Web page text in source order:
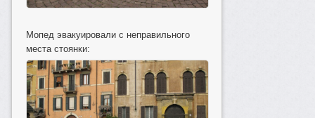
Мопед эвакуировали с неправильного
места стоянки: